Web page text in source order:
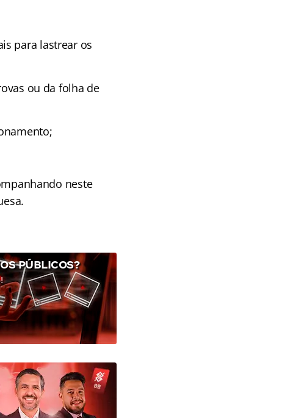
para lastrear os
ou da folha de
neste
PÚBLICOS?